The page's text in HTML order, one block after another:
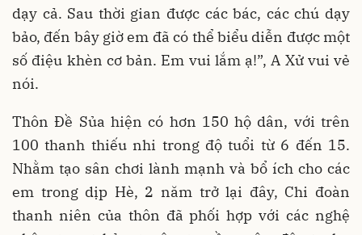
dạy cả. Sau thời gian được các bác, các chú dạy
bảo, đến bây giờ em đã có thể biểu diễn được một
số điệu khèn cơ bản. Em vui lắm ạ!”, A Xử vui vẻ
nói.
Thôn Đề Sủa hiện có hơn 150 hộ dân, với trên
100 thanh thiếu nhi trong độ tuổi từ 6 đến 15.
Nhằm tạo sân chơi lành mạnh và bổ ích cho các
em trong dịp Hè, 2 năm trở lại đây, Chi đoàn
thanh niên của thôn đã phối hợp với các nghệ